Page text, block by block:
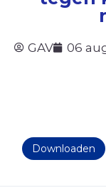
GAV 06
Downloaden